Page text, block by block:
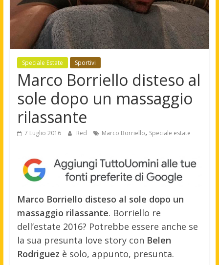
Speciale Estate Sportivi
Marco Borriello disteso al
sole dopo un massaggio
rilassante
7 Luglio 2016 Red Marco Borriello, Speciale estate
Marco Borriello disteso al sole dopo un
massaggio rilassante. Borriello re
dell’estate 2016? Potrebbe essere anche se
la sua presunta love story con Belen
Rodriguez è solo, appunto, presunta.